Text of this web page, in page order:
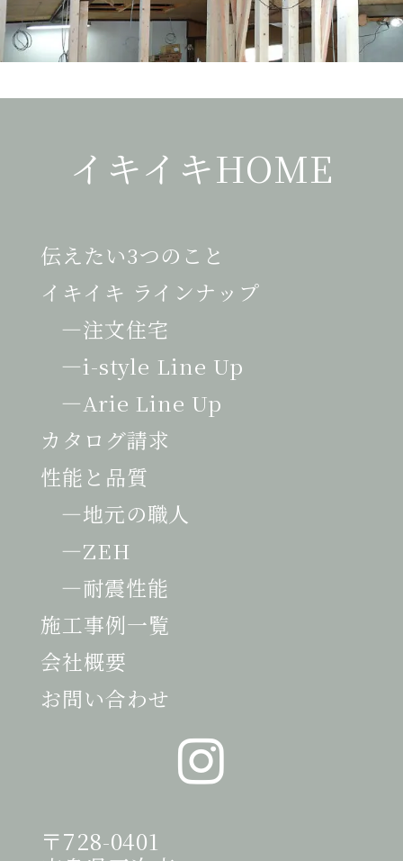
イキイキHOME
伝えたい3つのこと
イキイキ ラインナップ
注文住宅
i-style Line Up
Arie Line Up
カタログ請求
性能と品質
地元の職人
ZEH
耐震性能
施工事例一覧
会社概要
お問い合わせ
〒728-0401